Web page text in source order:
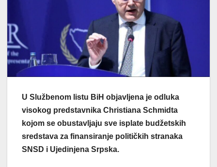
U Službenom listu BiH objavljena je odluka
visokog predstavnika Christiana Schmidta
kojom se obustavljaju sve isplate budžetskih
sredstava za finansiranje političkih stranaka
SNSD i Ujedinjena Srpska.